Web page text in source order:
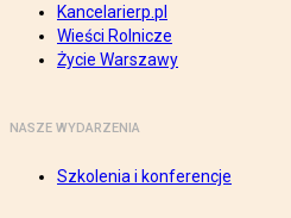
Kancelarierp.pl
Wieści Rolnicze
Życie Warszawy
NASZE WYDARZENIA
Szkolenia i konferencje